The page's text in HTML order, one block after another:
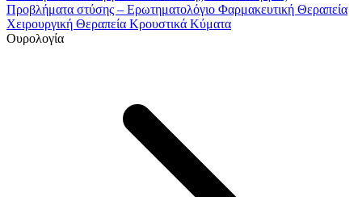
Προβλήματα στύσης – Ερωτηματολόγιο Φαρμακευτική Θεραπεία
Χειρουργική Θεραπεία Κρουστικά Κύματα
Ουρολογία